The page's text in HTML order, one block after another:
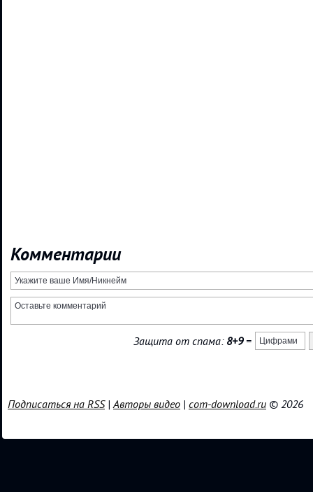
Комментарии
Защита от спама: 8+9=
Подписаться на RSS|Авторы видео | com-download.ru © 2026